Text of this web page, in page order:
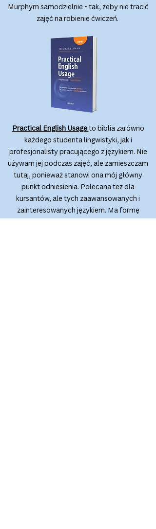
Murphym samodzielnie - tak, żeby nie tracić
zajęć na robienie ćwiczeń.
Practical English Usageto biblia zarówno
każdego studenta lingwistyki, jak i
profesjonalisty pracującego z językiem. Nie
używam jej podczas zajęć, ale zamieszczam
tutaj, ponieważ stanowi ona mój główny
punkt odniesienia. Polecana też dla
kursantów, ale tych zaawansowanych i
zainteresowanych językiem. Ma formę
indeksu, gdzie pod np. hasłemmust've